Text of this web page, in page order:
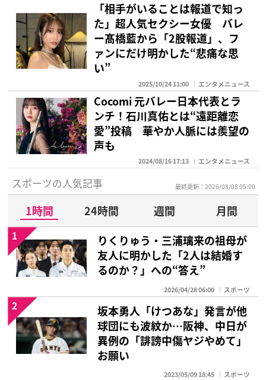
「相手がいることは報道で知っ
た」超人気セクシー女優 バレ
ー髙橋藍から「2股報道」、フ
ァンにだけ明かした“悲痛な思
い”
2025/10/24 11:00 エンタメニュース
Cocomi 元バレー日本代表とラ
ンチ！石川真佑とは“遠距離恋
愛”投稿 華やか人脈には羨望の
声も
2024/08/16 17:13 エンタメニュース
スポーツの人気記事 最終更新：2026/08/08 05:00
1時間 24時間 週間
月間
りくりゅう・三浦璃来の祖母が
友人に明かした「2人は結婚す
るのか？」への“答え”
2026/04/28 06:00 スポーツ
1
坂本勇人「けつあな」発言が他
球団にも波紋か…阪神、中日が
異例の「誹謗中傷ヤジやめて」
お願い
2023/05/09 18:45 スポーツ
2